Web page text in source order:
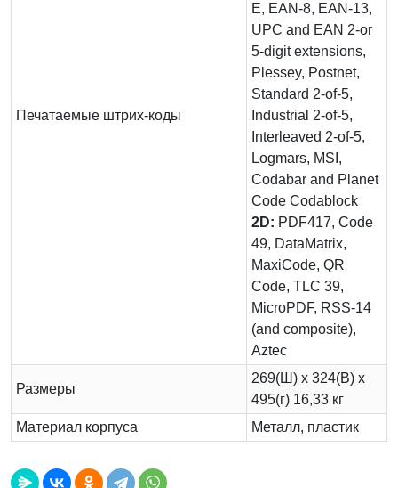
Печатаемые штрих-коды
E, EAN-8, EAN-13,
UPC and EAN 2-or
5-digit extensions,
Plessey, Postnet,
Standard 2-of-5,
Industrial 2-of-5,
Interleaved 2-of-5,
Logmars, MSI,
Codabar and Planet
Code Codablock
2D: PDF417, Code
49, DataMatrix,
MaxiCode, QR
Code, TLC 39,
MicroPDF, RSS-14
(and composite),
Aztec
Размеры
269(Ш) х 324(В) х
495(г) 16,33 кг
Материал корпуса
Металл, пластик